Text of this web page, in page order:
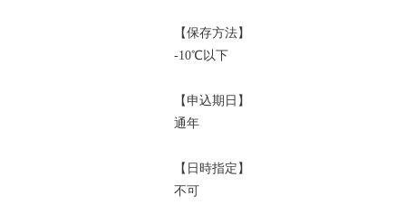
【保存方法】
-10℃以下
【申込期日】
通年
【日時指定】
不可